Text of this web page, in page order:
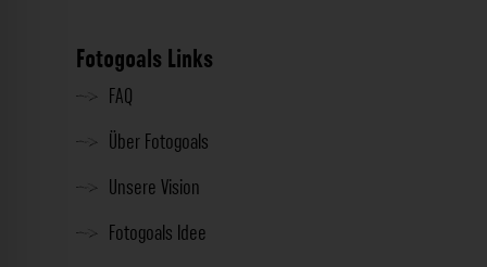
Fotogoals Links
FAQ
Über Fotogoals
Unsere Vision
Fotogoals Idee